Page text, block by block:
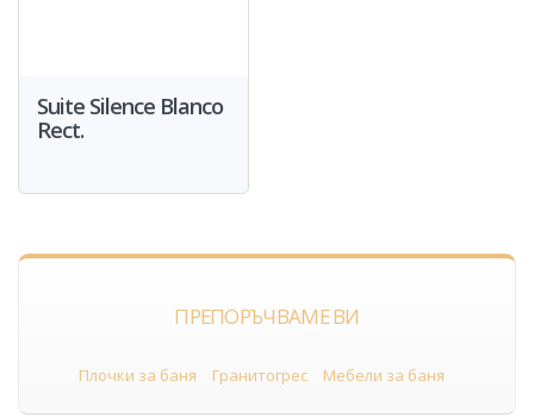
Suite Silence Blanco
Rect.
ПРЕПОРЪЧВАМЕ ВИ
Плочки за баня Гранитогрес Мебели за баня